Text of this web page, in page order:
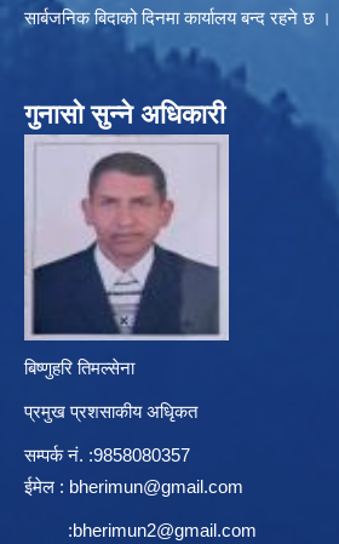
सार्बजनिक बिदाको दिनमा कार्यालय बन्द रहने छ ।
गुनासो सुन्ने अधिकारी
बिष्णुहरि तिमल्सेना
प्रमुख प्रशसाकीय अधिृकत
सम्पर्क न‌ं. :9858080357
ईमेल : bherimun@gmail.com
:bherimun2@gmail.com